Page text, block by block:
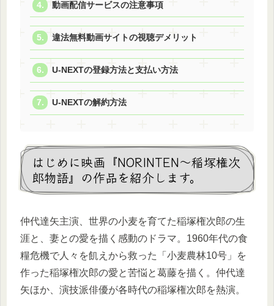
動画配信サービスの注意事項
違法無料動画サイトの視聴デメリット
U-NEXTの登録方法と支払い方法
U-NEXTの解約方法
はじめに映画『NORINTEN～稲塚権次
郎物語』の作品を紹介します。
仲代達矢主演、世界の小麦を育てた稲塚権次郎の生
涯と、妻との愛を描く感動のドラマ。1960年代の食
糧危機で人々を飢えから救った「小麦農林10号」を
作った稲塚権次郎の愛と苦悩と葛藤を描く。仲代達
矢ほか、演技派俳優が各時代の稲塚権次郎を熱演。